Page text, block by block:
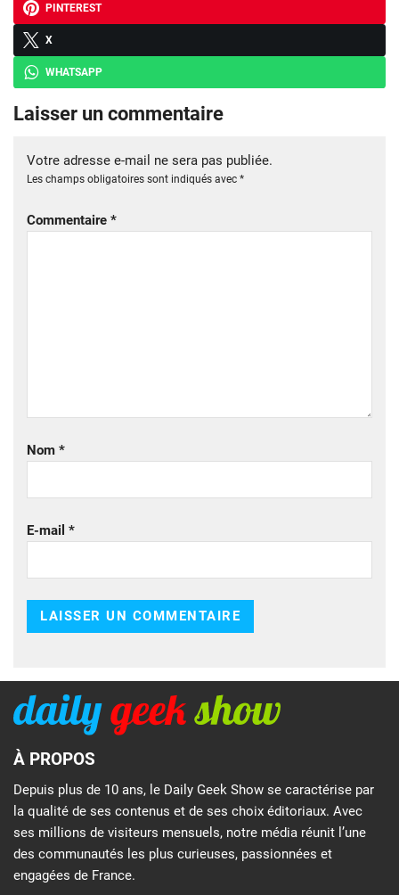
PINTEREST
X
WHATSAPP
Laisser un commentaire
Votre adresse e-mail ne sera pas publiée.
Les champs obligatoires sont indiqués avec *
Commentaire *
Nom *
E-mail *
À PROPOS
Depuis plus de 10 ans, le Daily Geek Show se caractérise par
la qualité de ses contenus et de ses choix éditoriaux. Avec
ses millions de visiteurs mensuels, notre média réunit l’une
des communautés les plus curieuses, passionnées et
engagées de France.